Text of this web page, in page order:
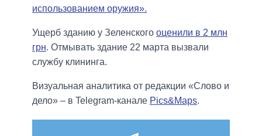
использованием оружия».
Ущерб зданию у Зеленского оценили в 2 млн
грн. Отмывать здание 22 марта вызвали
службу клининга.
Визуальная аналитика от редакции «Слово и
дело» – в Telegram-канале Pics&Maps.